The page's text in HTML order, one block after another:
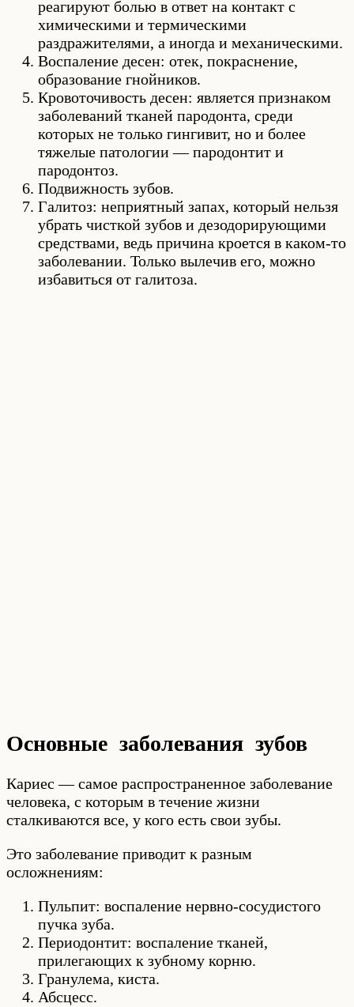
реагируют болью в ответ на контакт с
химическими и термическими
раздражителями, а иногда и механическими.
Воспаление десен: отек, покраснение,
образование гнойников.
Кровоточивость десен: является признаком
заболеваний тканей пародонта, среди
которых не только гингивит, но и более
тяжелые патологии — пародонтит и
пародонтоз.
Подвижность зубов.
Галитоз: неприятный запах, который нельзя
убрать чисткой зубов и дезодорирующими
средствами, ведь причина кроется в каком-то
заболевании. Только вылечив его, можно
избавиться от галитоза.
Основные заболевания зубов
Кариес — самое распространенное заболевание
человека, с которым в течение жизни
сталкиваются все, у кого есть свои зубы.
Это заболевание приводит к разным
осложнениям:
Пульпит: воспаление нервно-сосудистого
пучка зуба.
Периодонтит: воспаление тканей,
прилегающих к зубному корню.
Гранулема, киста.
Абсцесс.